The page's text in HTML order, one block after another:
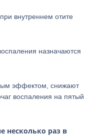
внутреннем отите
назначаются
эффектом, снижают
воспаления на пятый
несколько раз в